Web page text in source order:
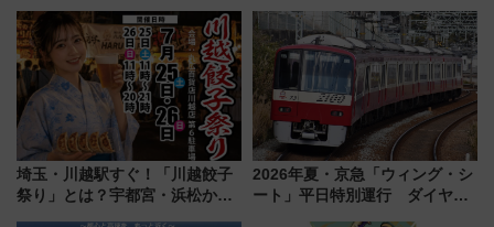
イダー」に注目 2026年夏は所
沢へ遊びに行こう
報、利根川に咲く8,000発の大迫
力＆屋台を満喫
埼玉・川越駅すぐ！「川越餃子
祭り」とは？宇都宮・浜松から
2026年夏・京急「ウィング・シ
ート」平日特別運行 ダイヤ・